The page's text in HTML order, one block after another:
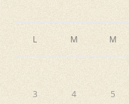
L M M
3 4 5